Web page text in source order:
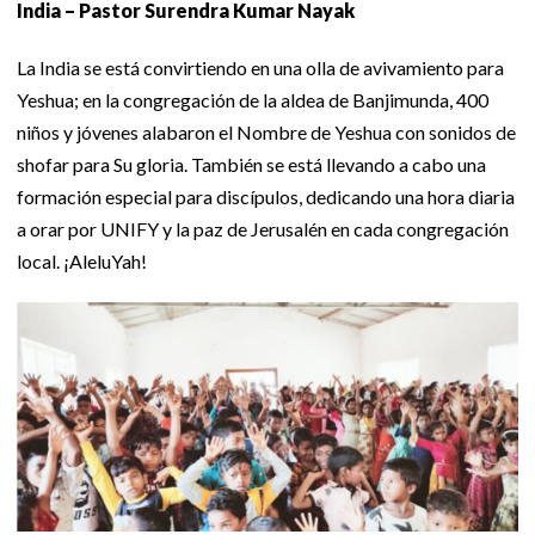
India – Pastor Surendra Kumar Nayak
La India se está convirtiendo en una olla de avivamiento para
Yeshua; en la congregación de la aldea de Banjimunda, 400
niños y jóvenes alabaron el Nombre de Yeshua con sonidos de
shofar para Su gloria. También se está llevando a cabo una
formación especial para discípulos, dedicando una hora diaria
a orar por UNIFY y la paz de Jerusalén en cada congregación
local. ¡AleluYah!